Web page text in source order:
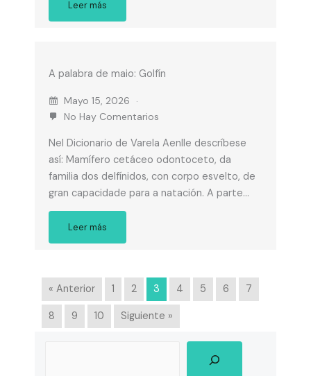
Leer más
A palabra de maio: Golfín
Mayo 15, 2026
No Hay Comentarios
Nel Dicionario de Varela Aenlle descríbese
así: Mamífero cetáceo odontoceto, da
familia dos delfínidos, con corpo esvelto, de
gran capacidade para a natación. A parte…
Leer más
« Anterior 1 2 3 4 5 6 7
8 9 10 Siguiente »